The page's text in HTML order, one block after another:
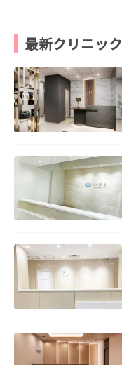
最新クリニック